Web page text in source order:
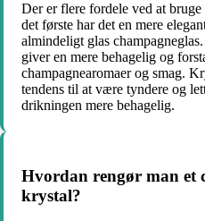
Der er flere fordele ved at
det første har det en mere
almindeligt glas
giver en mere behagelig og
champagnearomaer og smag.
tendens til at være tyndere og
drikningen mere behagelig.
Hvordan rengør man et
krystal?